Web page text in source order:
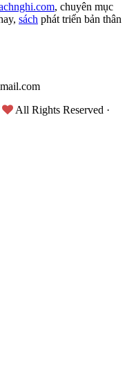
, chuyên mục
sách phát triển bản thân
All Rights Reserved ·